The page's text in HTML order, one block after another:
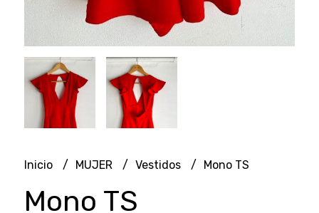
Inicio MUJER Vestidos Mono TS
Mono TS